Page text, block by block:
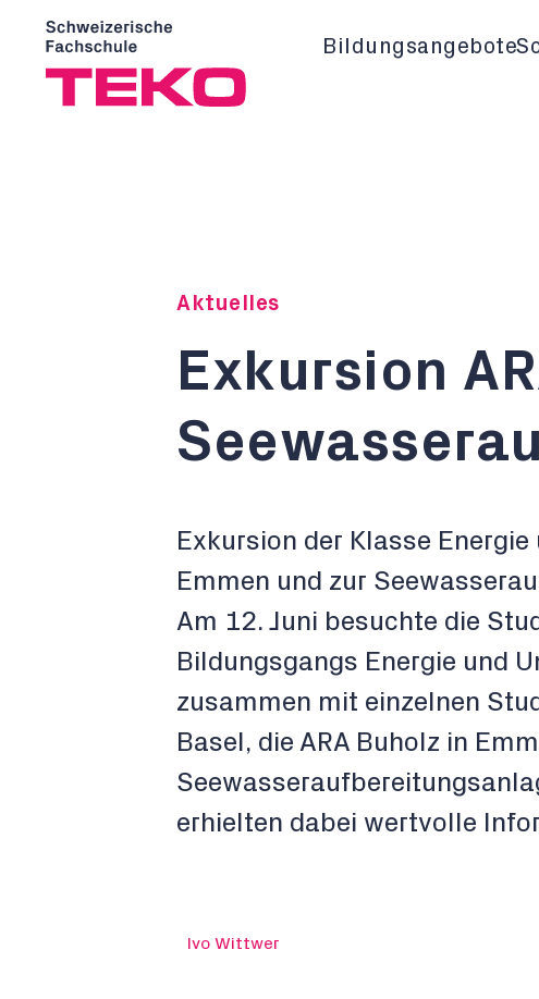
Bildungsangebote
Aktuelles
Exkursion
Exkursion der Klasse
Emmen und zur
Am 12. Juni besuchte die
Bildungsgangs Energie und
zusammen mit einzelnen
Basel, die ARA Buholz in
erhielten dabei wertvolle
Ivo Wittwer